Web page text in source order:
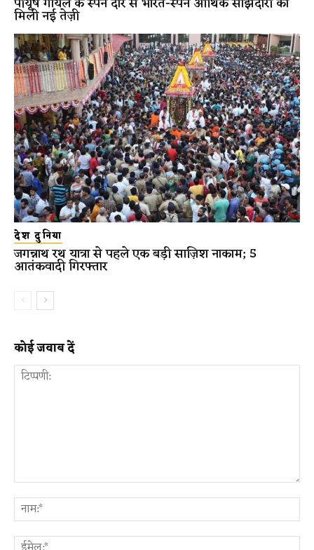
मिली नई तेज़ी
देश दुनिया
जगन्नाथ रथ यात्रा से पहले एक बड़ी साज़िश नाकाम; 5
आतंकवादी गिरफ्तार
कोई जवाब दें